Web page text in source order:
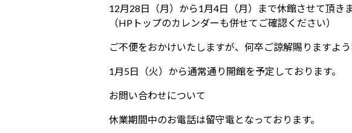
12月28日（月）から1月4日（月）まで休館させて頂きま
（HPトップのカレンダーも併せてご確認ください）
ご不便をおかけいたしますが、何卒ご諒解賜りますよう
1月5日（火）から通常通り開館を予定しております。
お問い合わせについて
休業期間中のお電話は留守電となっております。